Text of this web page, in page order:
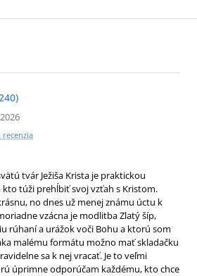
recenzia
tvár Ježiša Krista je praktickou
túži prehĺbiť svoj vzťah s Kristom.
no dnes už menej známu úctu k
vzácna je modlitba Zlatý šíp,
rúhaní a urážok voči Bohu a ktorú som
malému formátu možno mať skladačku
sa k nej vracať. Je to veľmi
úprimne odporúčam každému, kto chce